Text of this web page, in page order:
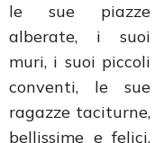
le sue piazze
alberate, i suoi
muri, i suoi piccoli
conventi, le sue
ragazze taciturne,
bellissime e felici,